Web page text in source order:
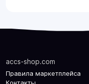
accs-shop.com
Правила маркетплейса